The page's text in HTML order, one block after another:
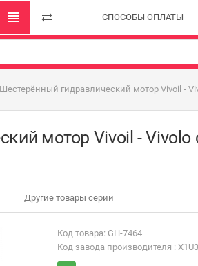
СПОСОБЫ ОПЛАТЫ
Шестерённый гидравлический мотор Vivoil -
мотор Vivoil - Vivolo
Другие товары серии
Код товара: GH-7464
Код завода производителя :